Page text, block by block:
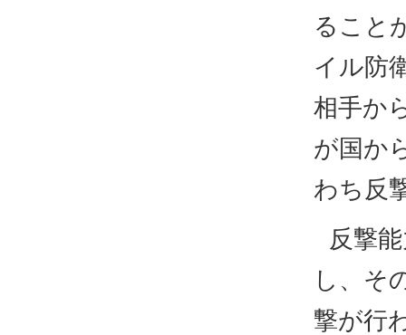
ること
イル防
相手か
が国か
わち反
反撃
し、そ
撃が行